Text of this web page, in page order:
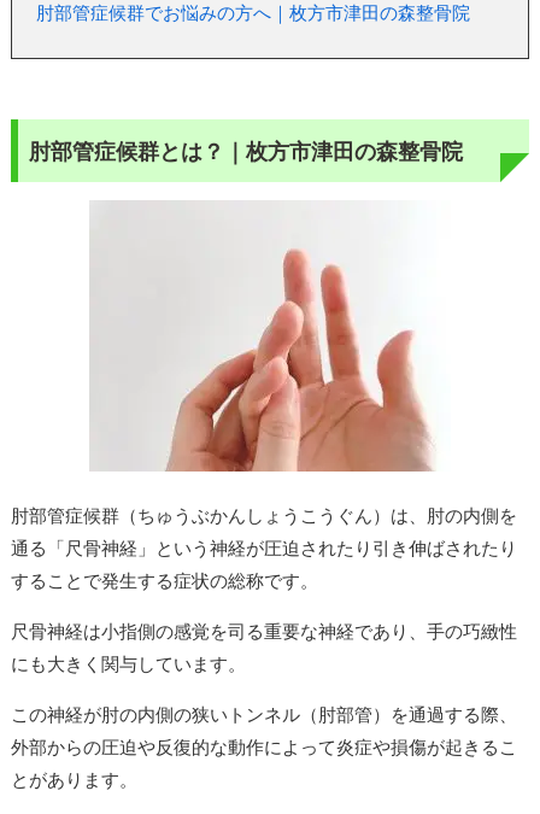
肘部管症候群でお悩みの方へ｜枚方市津田の森整骨院
肘部管症候群とは？｜枚方市津田の森整骨院
肘部管症候群（ちゅうぶかんしょうこうぐん）は、肘の内側を
通る「尺骨神経」という神経が圧迫されたり引き伸ばされたり
することで発生する症状の総称です。
尺骨神経は小指側の感覚を司る重要な神経であり、手の巧緻性
にも大きく関与しています。
この神経が肘の内側の狭いトンネル（肘部管）を通過する際、
外部からの圧迫や反復的な動作によって炎症や損傷が起きるこ
とがあります。